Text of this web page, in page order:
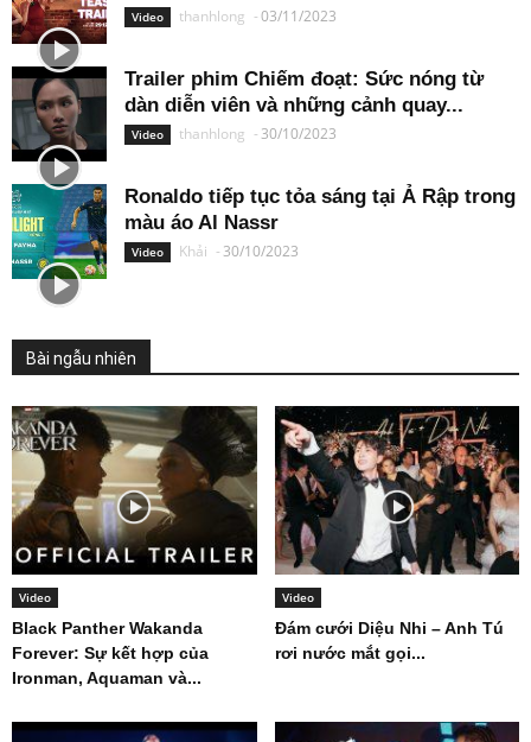
Video thanhlong -03/11/2023
Trailer phim Chiếm đoạt: Sức nóng từ
dàn diễn viên và những cảnh quay...
Video thanhlong - 30/10/2023
Ronaldo tiếp tục tỏa sáng tại Ả Rập trong
màu áo Al Nassr
Video Khải - 30/10/2023
Bài ngẫu nhiên
Video
Black Panther Wakanda
Forever: Sự kết hợp của
Ironman, Aquaman và...
Video
Đám cưới Diệu Nhi – Anh Tú
rơi nước mắt gọi...